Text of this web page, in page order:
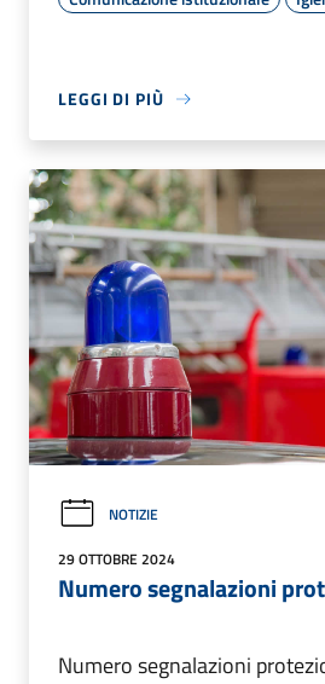
LEGGI DI PIÙ
NOTIZIE
29 OTTOBRE 2024
Numero segnalazioni
Numero segnalazioni